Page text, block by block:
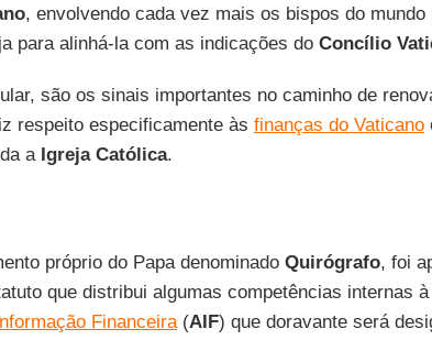
, envolvendo cada vez mais os bispos do mundo
para alinhá-la com as indicações do Concílio
são os sinais importantes no caminho de
respeito especificamente às finanças do Vaticano
a Igreja Católica.
próprio do Papa denominado Quirógrafo, foi
que distribui algumas competências internas
Financeira(AIF) que doravante será